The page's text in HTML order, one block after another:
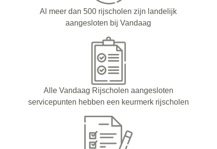
Al meer dan 500 rijscholen zijn landelijk
aangesloten bij Vandaag
Alle Vandaag Rijscholen aangesloten
servicepunten hebben een keurmerk rijscholen